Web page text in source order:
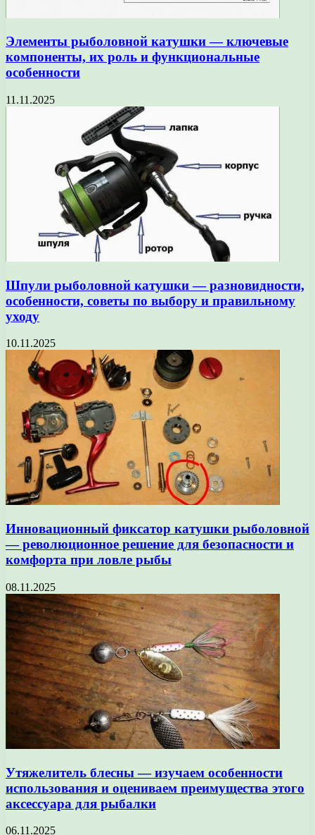
Элементы рыболовной катушки — ключевые
компоненты, их роль и функциональные
особенности
11.11.2025
Шпули рыболовной катушки — разновидности,
особенности, советы по выбору и правильному
уходу
10.11.2025
Инновационный фиксатор катушки рыболовной
— революционное решение для безопасности и
комфорта при ловле рыбы
08.11.2025
Утяжелитель блесны — изучаем особенности
использования и оцениваем преимущества этого
аксессуара для рыбалки
06.11.2025